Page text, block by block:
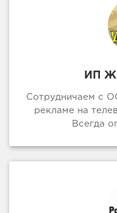
ИП
Сотрудничаем с
рекламе на
Всегда